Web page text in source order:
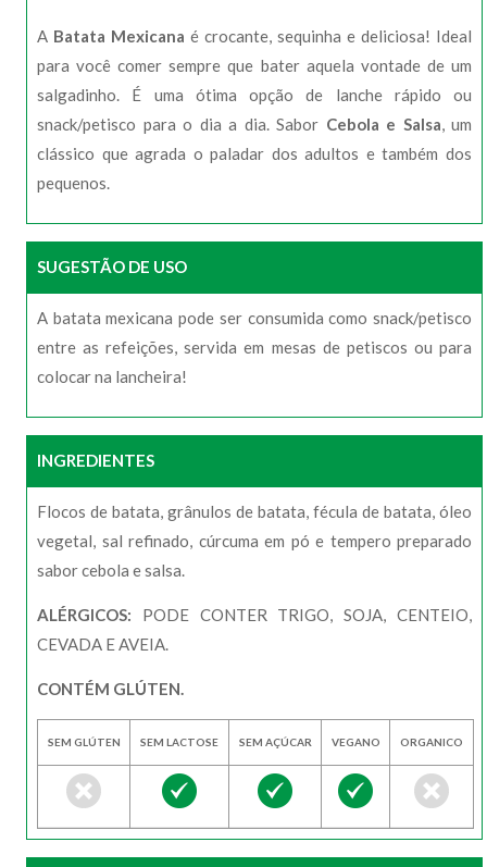
A Batata Mexicana é crocante, sequinha e deliciosa! Ideal
para você comer sempre que bater aquela vontade de um
salgadinho. É uma ótima opção de lanche rápido ou
snack/petisco para o dia a dia. Sabor Cebola e Salsa , um
clássico que agrada o paladar dos adultos e também dos
pequenos.
SUGESTÃO DE USO
A batata mexicana pode ser consumida como snack/petisco
entre as refeições, servida em mesas de petiscos ou para
colocar na lancheira!
INGREDIENTES
Flocos de batata, grânulos de batata, fécula de batata, óleo
vegetal, sal refinado, cúrcuma em pó e tempero preparado
sabor cebola e salsa.
ALÉRGICOS: PODE CONTER TRIGO, SOJA, CENTEIO,
CEVADA E AVEIA.
CONTÉM GLÚTEN.
SEM GLÚTEN SEM LACTOSE SEM AÇÚCAR VEGANO ORGANICO